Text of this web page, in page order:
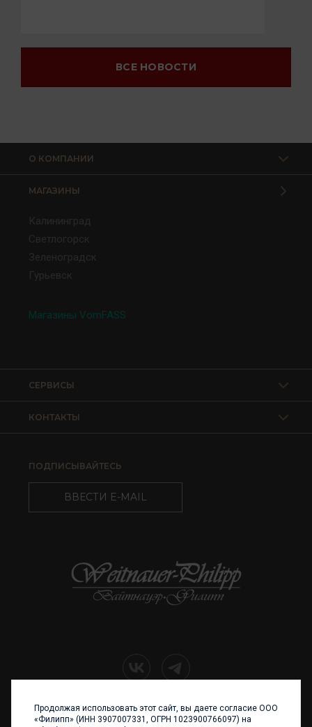
ВСЕ НОВОСТИ
О КОМПАНИИ
МАГАЗИНЫ
Калининград
Светлогорск
Зеленоградск
Гурьевск
Магазины VomFASS
КОНТАКТЫ
СЕРВИСЫ
ПОДПИСЫВАЙТЕСЬ
ВВЕСТИ E-MAIL
+7 (4012) 960 898
Продолжая использовать этот сайт, вы даете согласие ООО
«Филипп» (ИНН 3907007331, ОГРН 1023900766097) на